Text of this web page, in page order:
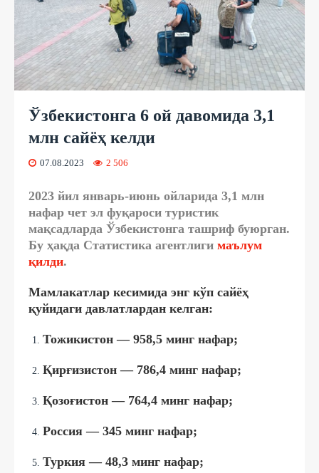
Ўзбекистонга 6 ой давомида 3,1
млн сайёҳ келди
07.08.2023 2 506
2023 йил январь-июнь ойларида 3,1 млн
нафар чет эл фуқароси туристик
мақсадларда Ўзбекистонга ташриф буюрган.
Бу ҳақда Статистика агентлиги маълум
қилди.
Мамлакатлар кесимида энг кўп сайёҳ
қуйидаги давлатлардан келган:
Тожикистон — 958,5 минг нафар;
Қирғизистон — 786,4 минг нафар;
Қозоғистон — 764,4 минг нафар;
Россия — 345 минг нафар;
Туркия — 48,3 минг нафар;